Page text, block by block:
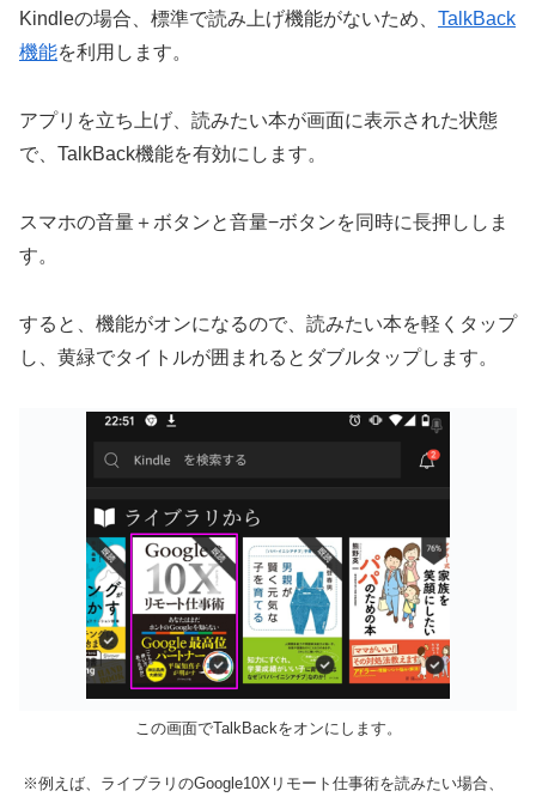
Kindleの場合、標準で読み上げ機能がないため、 TalkBack
機能を利用します。
アプリを立ち上げ、読みたい本が画面に表示された状態
で、TalkBack機能を有効にします。
スマホの音量＋ボタンと音量−ボタンを同時に長押ししま
す。
すると、機能がオンになるので、読みたい本を軽くタップ
し、黄緑でタイトルが囲まれるとダブルタップします。
この画面でTalkBackをオンにします。
※例えば、ライブラリのGoogle10Xリモート仕事術を読みたい場合、